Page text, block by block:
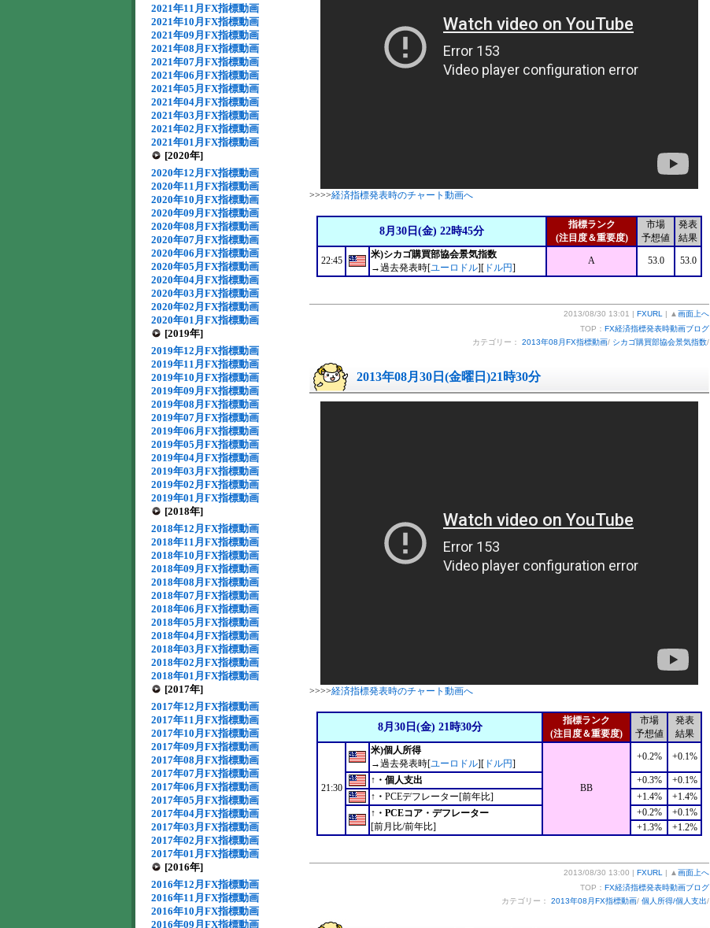
2021年11月FX指標動画
2021年10月FX指標動画
2021年09月FX指標動画
2021年08月FX指標動画
2021年07月FX指標動画
2021年06月FX指標動画
2021年05月FX指標動画
2021年04月FX指標動画
2021年03月FX指標動画
2021年02月FX指標動画
2021年01月FX指標動画
[2020年]
2020年12月FX指標動画
2020年11月FX指標動画
2020年10月FX指標動画
2020年09月FX指標動画
2020年08月FX指標動画
2020年07月FX指標動画
2020年06月FX指標動画
2020年05月FX指標動画
2020年04月FX指標動画
2020年03月FX指標動画
2020年02月FX指標動画
2020年01月FX指標動画
[2019年]
2019年12月FX指標動画
2019年11月FX指標動画
2019年10月FX指標動画
2019年09月FX指標動画
2019年08月FX指標動画
2019年07月FX指標動画
2019年06月FX指標動画
2019年05月FX指標動画
2019年04月FX指標動画
2019年03月FX指標動画
2019年02月FX指標動画
2019年01月FX指標動画
[2018年]
2018年12月FX指標動画
2018年11月FX指標動画
2018年10月FX指標動画
2018年09月FX指標動画
2018年08月FX指標動画
2018年07月FX指標動画
2018年06月FX指標動画
2018年05月FX指標動画
2018年04月FX指標動画
2018年03月FX指標動画
2018年02月FX指標動画
2018年01月FX指標動画
[2017年]
2017年12月FX指標動画
2017年11月FX指標動画
2017年10月FX指標動画
2017年09月FX指標動画
2017年08月FX指標動画
2017年07月FX指標動画
2017年06月FX指標動画
2017年05月FX指標動画
2017年04月FX指標動画
2017年03月FX指標動画
2017年02月FX指標動画
2017年01月FX指標動画
[2016年]
2016年12月FX指標動画
2016年11月FX指標動画
2016年10月FX指標動画
2016年09月FX指標動画
>>>>経済指標発表時のチャート動画へ
8月30日(金) 22時45分
指標ランク
(注目度＆重要度)
市場
予想値
発表
結果
22:45
米)シカゴ購買部協会景気指数
→過去発表時[ユーロドル][ ドル円]
A 53.0 53.0
2013/08/30 13:01 | FXURL | ▲ 画面上へ
TOP： FX経済指標発表時動画ブログ
カテゴリー： 2013年08月FX指標動画/ シカゴ購買部協会景気指数/
2013年08月30日(金曜日)21時30分
>>>>経済指標発表時のチャート動画へ
8月30日(金) 21時30分
指標ランク
(注目度＆重要度)
市場
予想値
発表
結果
21:30
米)個人所得
→過去発表時[ユーロドル][ ドル円]
BB
+0.2% +0.1%
↑・個人支出 +0.3%
+0.1%
↑・ PCEデフレーター[前年比] +1.4%
+1.4%
↑・PCEコア・デフレーター
[前月比/前年比]
+0.2%
+0.1%
+1.3%
+1.2%
2013/08/30 13:00 | FXURL | ▲ 画面上へ
TOP： FX経済指標発表時動画ブログ
カテゴリー： 2013年08月FX指標動画/ 個人所得/個人支出/